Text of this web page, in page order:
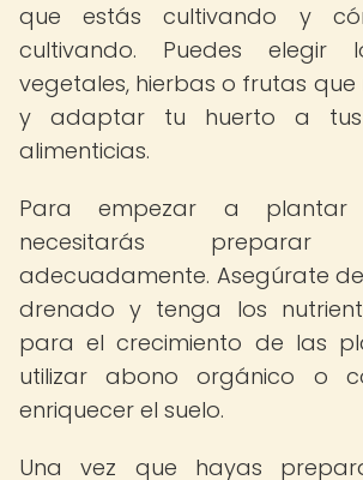
que estás cultivando y
cultivando. Puedes
vegetales, hierbas o frutas
y adaptar tu huerto a tus
alimenticias.
Para empezar a plantar
necesitarás
adecuadamente. Asegúrate
drenado y tenga los
para el crecimiento de las
utilizar abono orgánico o
enriquecer el suelo.
Una vez que hayas